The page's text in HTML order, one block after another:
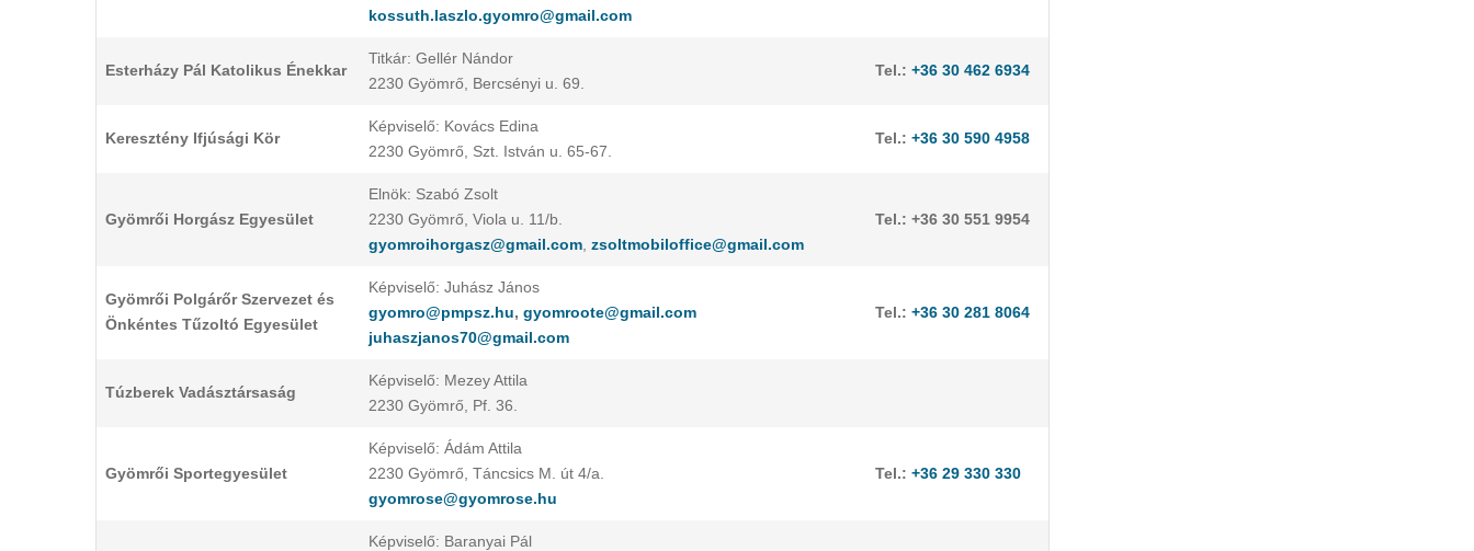
kossuth.laszlo.gyomro@gmail.com
Esterházy Pál Katolikus Énekkar
Titkár: Gellér Nándor
2230 Gyömrő, Bercsényi u. 69.
Tel.: +36 30 462 6934
Keresztény Ifjúsági Kör
Képviselő: Kovács Edina
2230 Gyömrő, Szt. István u. 65-67.
Tel.: +36 30 590 4958
Gyömrői Horgász Egyesület
Elnök: Szabó Zsolt
2230 Gyömrő, Viola u. 11/b.
gyomroihorgasz@gmail.com zsoltmobiloffice@gmail.com
Tel.: +36 30 551 9954
Gyömrői Polgárőr Szervezet és
Önkéntes Tűzoltó Egyesület
Képviselő: Juhász János
gyomro@pmpsz.hu, gyomroote@gmail.com
juhaszjanos70@gmail.com
Tel.: +36 30 281 8064
Túzberek Vadásztársaság
Képviselő: Mezey Attila
2230 Gyömrő, Pf. 36.
Gyömrői Sportegyesület
Képviselő: Ádám Attila
2230 Gyömrő, Táncsics M. út 4/a.
gyomrose@gyomrose.hu
Tel.: +36 29 330 330
Képviselő: Baranyai Pál